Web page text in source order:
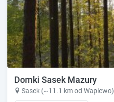
Domki Sasek Mazury
Sasek (~11.1 km od Waplewo)